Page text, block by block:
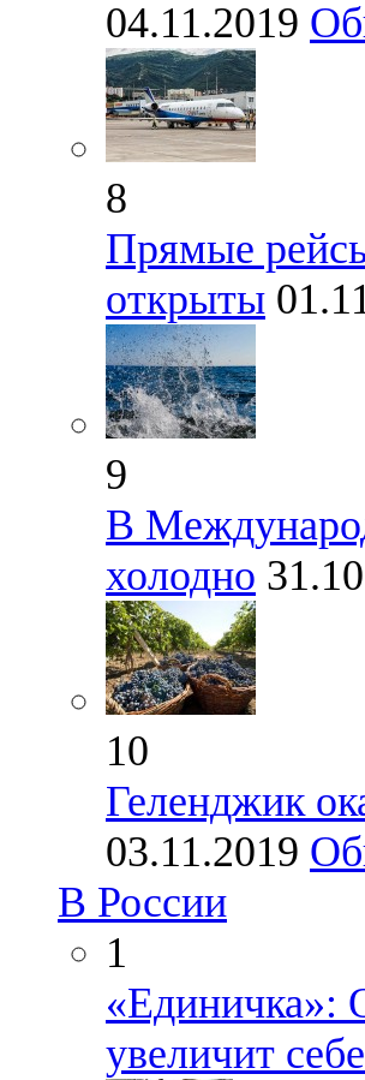
04.11.2019
8
Прямые
открыты
9
В
холодно
10
Геленджик
03.11.2019
В России
1
«Единичка»:
увеличит